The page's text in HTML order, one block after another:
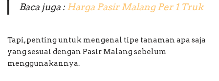
Baca juga :Harga Pasir Malang Per 1 Truk
Tapi, penting untuk mengenal tipe tanaman apa saja
yang sesuai dengan Pasir Malang sebelum
menggunakannya.